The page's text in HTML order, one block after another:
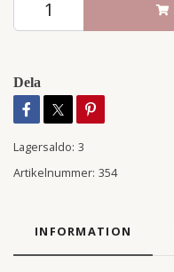
Dela
Lagersaldo: 3
Artikelnummer: 354
INFORMATION